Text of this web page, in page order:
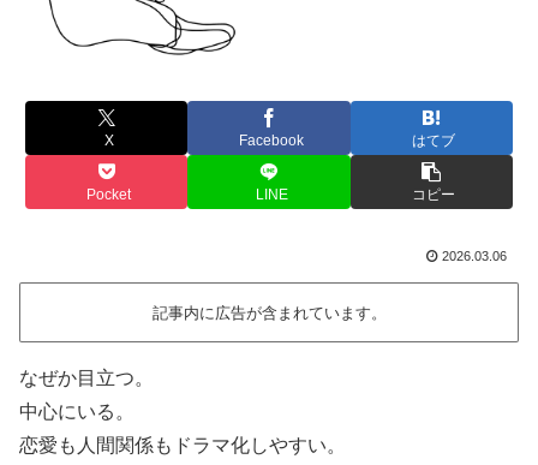
X Facebook はてブ
Pocket LINE コピー
2026.03.06
記事内に広告が含まれています。
なぜか目立つ。
中心にいる。
恋愛も人間関係もドラマ化しやすい。